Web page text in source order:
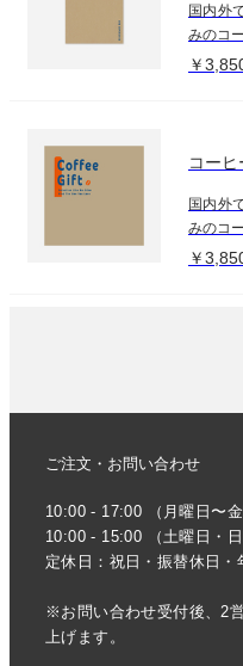
国内外
みのコ
￥
コーヒ
国内外
みのコ
￥
ご注文・お問い合わせ
10:00 - 17:00 （月曜日〜金
10:00 - 15:00 （土曜日・日
定休日：祝日・振替休日・
※お問い合わせ受付後、2
上げます。